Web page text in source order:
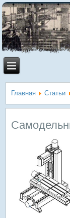
Главная Статьи